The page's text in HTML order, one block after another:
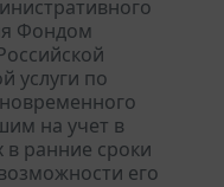
Фондом
услуги по
на учет в
в ранние сроки
его